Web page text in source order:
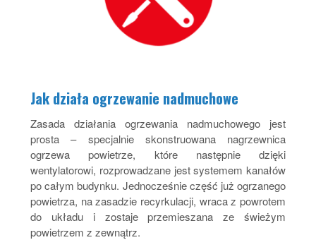
Jak działa ogrzewanie nadmuchowe
Zasada działania ogrzewania nadmuchowego jest
prosta – specjalnie skonstruowana nagrzewnica
ogrzewa powietrze, które następnie dzięki
wentylatorowi, rozprowadzane jest systemem kanałów
po całym budynku. Jednocześnie część już ogrzanego
powietrza, na zasadzie recyrkulacji, wraca z powrotem
do układu i zostaje przemieszana ze świeżym
powietrzem z zewnątrz.